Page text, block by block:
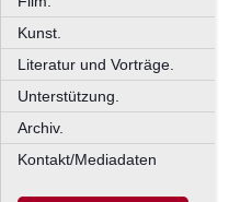
Kunst.
Literatur und Vorträge.
Unterstützung.
Archiv.
Kontakt/Mediadaten